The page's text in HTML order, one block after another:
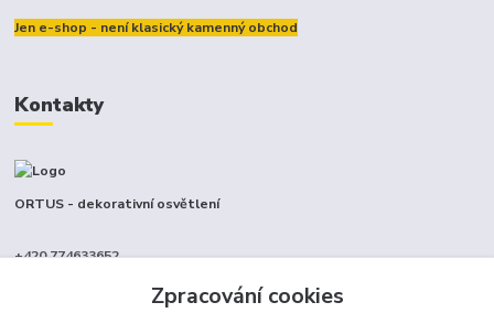
Jen e-shop - není klasický kamenný obchod
Kontakty
ORTUS - dekorativní osvětlení
+420 774633652
Zpracování cookies